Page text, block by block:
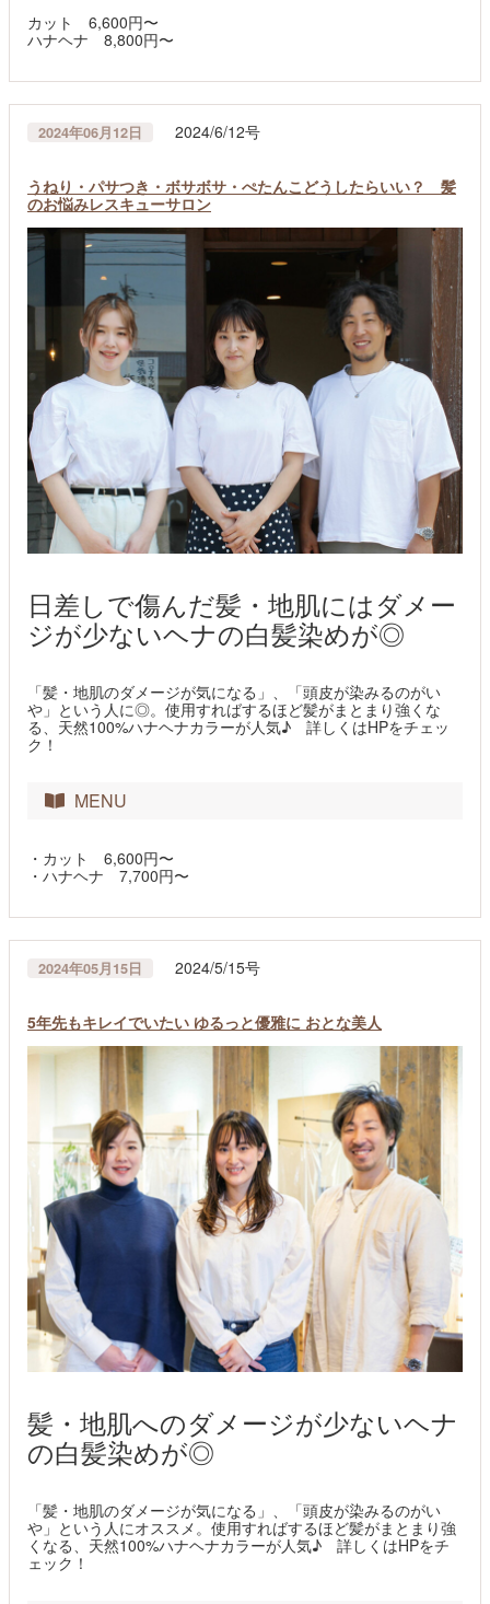
カット 6,600円〜
ハナヘナ 8,800円〜
2024年06月12日 2024/6/12号
うねり・パサつき・ボサボサ・ぺたんこどうしたらいい？ 髪
のお悩みレスキューサロン
日差しで傷んだ髪・地肌にはダメー
ジが少ないヘナの白髪染めが◎
「髪・地肌のダメージが気になる」、「頭皮が染みるのがい
や」という人に◎。使用すればするほど髪がまとまり強くな
る、天然100%ハナヘナカラーが人気♪ 詳しくはHPをチェッ
ク！
MENU
・カット 6,600円〜
・ハナヘナ 7,700円〜
2024年05月15日 2024/5/15号
5年先もキレイでいたい ゆるっと優雅に おとな美人
髪・地肌へのダメージが少ないヘナ
の白髪染めが◎
「髪・地肌のダメージが気になる」、「頭皮が染みるのがい
や」という人にオススメ。使用すればするほど髪がまとまり強
くなる、天然100%ハナヘナカラーが人気♪ 詳しくはHPをチ
ェック！